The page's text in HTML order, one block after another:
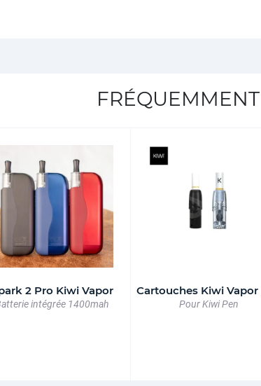
2 Pro Kiwi Vapor
intégrée 1400mah
Cartouches Kiwi Vapor
Pour Kiwi Pen